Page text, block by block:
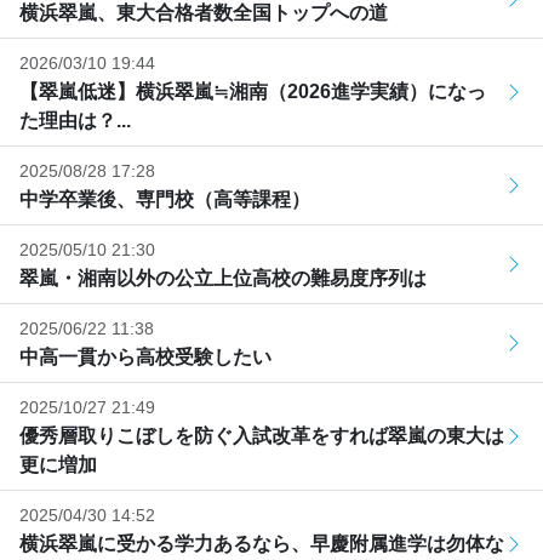
横浜翠嵐、東大合格者数全国トップへの道
2026/03/10 19:44
【翠嵐低迷】横浜翠嵐≒湘南（2026進学実績）になっ
た理由は？...
2025/08/28 17:28
中学卒業後、専門校（高等課程）
2025/05/10 21:30
翠嵐・湘南以外の公立上位高校の難易度序列は
2025/06/22 11:38
中高一貫から高校受験したい
2025/10/27 21:49
優秀層取りこぼしを防ぐ入試改革をすれば翠嵐の東大は
更に増加
2025/04/30 14:52
横浜翠嵐に受かる学力あるなら、早慶附属進学は勿体な